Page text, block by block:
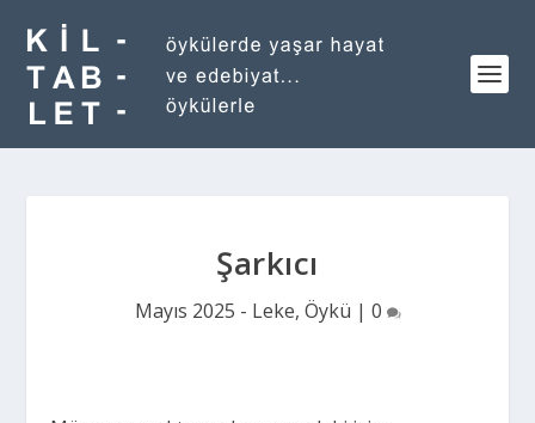
Şarkıcı
Mayıs 2025 - Leke, Öykü | 0